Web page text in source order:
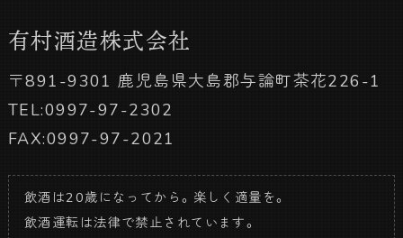
有村酒造株式会社
〒891-9301 鹿児島県大島郡与論町茶花226-1
TEL:0997-97-2302
FAX:0997-97-2021
飲酒は20歳になってから。楽しく適量を。
飲酒運転は法律で禁止されています。